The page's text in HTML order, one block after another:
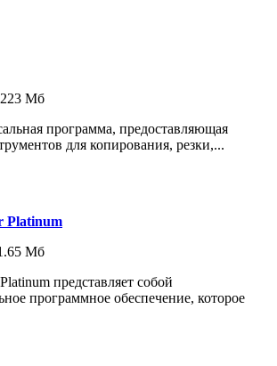
Мб
программа, предоставляющая
для копирования, резки,...
Platinum
Мб
представляет собой
программное обеспечение, которое